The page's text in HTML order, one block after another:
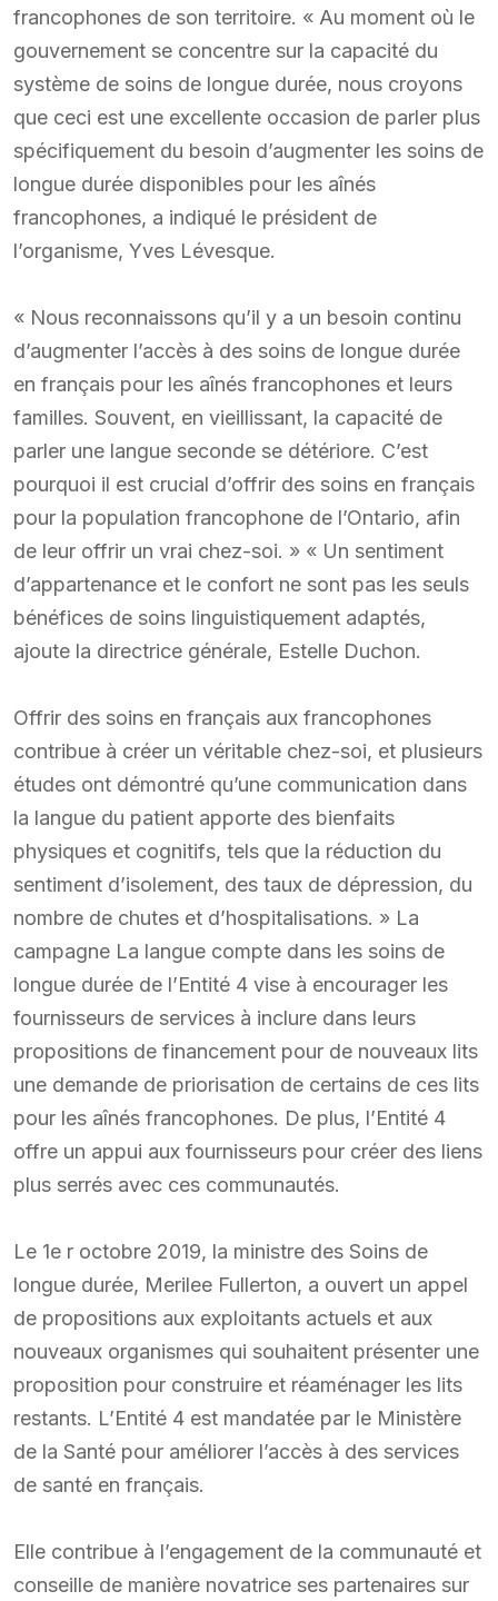
francophones de son territoire. « Au moment où le
gouvernement se concentre sur la capacité du
système de soins de longue durée, nous croyons
que ceci est une excellente occasion de parler plus
spécifiquement du besoin d’augmenter les soins de
longue durée disponibles pour les aînés
francophones, a indiqué le président de
l’organisme, Yves Lévesque.
« Nous reconnaissons qu’il y a un besoin continu
d’augmenter l’accès à des soins de longue durée
en français pour les aînés francophones et leurs
familles. Souvent, en vieillissant, la capacité de
parler une langue seconde se détériore. C’est
pourquoi il est crucial d’offrir des soins en français
pour la population francophone de l’Ontario, afin
de leur offrir un vrai chez-soi. » « Un sentiment
d’appartenance et le confort ne sont pas les seuls
bénéfices de soins linguistiquement adaptés,
ajoute la directrice générale, Estelle Duchon.
Offrir des soins en français aux francophones
contribue à créer un véritable chez-soi, et plusieurs
études ont démontré qu’une communication dans
la langue du patient apporte des bienfaits
physiques et cognitifs, tels que la réduction du
sentiment d’isolement, des taux de dépression, du
nombre de chutes et d’hospitalisations. » La
campagne La langue compte dans les soins de
longue durée de l’Entité 4 vise à encourager les
fournisseurs de services à inclure dans leurs
propositions de financement pour de nouveaux lits
une demande de priorisation de certains de ces lits
pour les aînés francophones. De plus, l’Entité 4
offre un appui aux fournisseurs pour créer des liens
plus serrés avec ces communautés.
Le 1e r octobre 2019, la ministre des Soins de
longue durée, Merilee Fullerton, a ouvert un appel
de propositions aux exploitants actuels et aux
nouveaux organismes qui souhaitent présenter une
proposition pour construire et réaménager les lits
restants. L’Entité 4 est mandatée par le Ministère
de la Santé pour améliorer l’accès à des services
de santé en français.
Elle contribue à l’engagement de la communauté et
conseille de manière novatrice ses partenaires sur